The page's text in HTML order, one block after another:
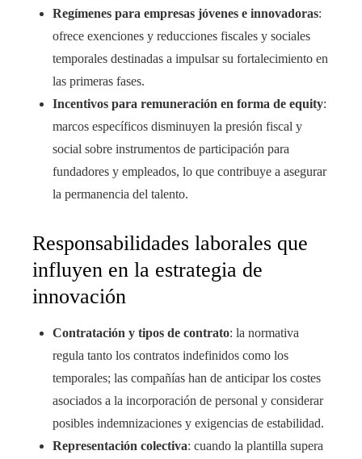
Regímenes para empresas jóvenes e innovadoras:
ofrece exenciones y reducciones fiscales y sociales
temporales destinadas a impulsar su fortalecimiento en
las primeras fases.
Incentivos para remuneración en forma de equity:
marcos específicos disminuyen la presión fiscal y
social sobre instrumentos de participación para
fundadores y empleados, lo que contribuye a asegurar
la permanencia del talento.
Responsabilidades laborales que
influyen en la estrategia de
innovación
Contratación y tipos de contrato: la normativa
regula tanto los contratos indefinidos como los
temporales; las compañías han de anticipar los costes
asociados a la incorporación de personal y considerar
posibles indemnizaciones y exigencias de estabilidad.
Representación colectiva: cuando la plantilla supera